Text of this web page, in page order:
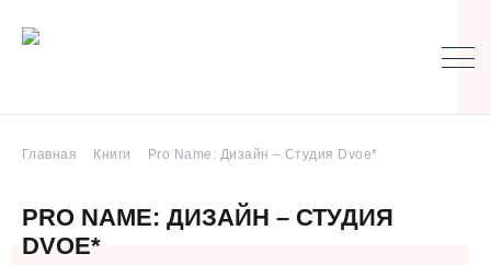
Главная Книги Pro Name: Дизайн – Студия Dvoe*
PRO NAME: ДИЗАЙН – СТУДИЯ
DVOE*